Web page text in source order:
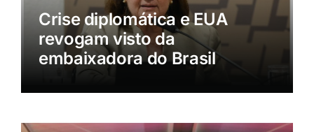
Crise diplomática e EUA
revogam visto da
embaixadora do Brasil